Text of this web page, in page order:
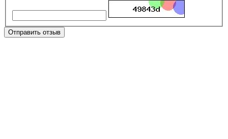
Отправить отзыв